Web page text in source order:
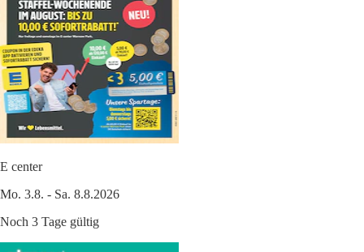
E center
Mo. 3.8. - Sa. 8.8.2026
Noch 3 Tage gültig